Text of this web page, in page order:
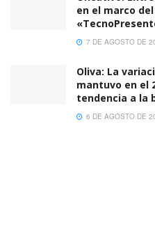
en el marco
7 DE AGOSTO DE
Oliva: La
mantuvo en el
tendencia a la
6 DE AGOSTO DE